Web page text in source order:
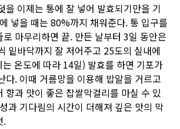
을 이제는 통에 잘 넣어 발효되기만을 기
넣을 때는 80%까지 채워준다. 통 입구를
마무리하면 끝. 만든 날부터 3일 동안은
밑바닥까지 잘 저어주고 25도의 실내에
온도에 따라 14일) 발효를 하면 기포가
다. 이때 거름망을 이용해 밥알을 거르고
향과 맛이 좋은 찹쌀막걸리를 마실 수 있
과 기다림의 시간이 더해져 깊은 맛의 막
.